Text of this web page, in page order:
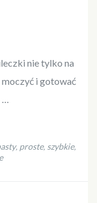
nie tylko na
moczyć i gotować
, proste, szybkie,